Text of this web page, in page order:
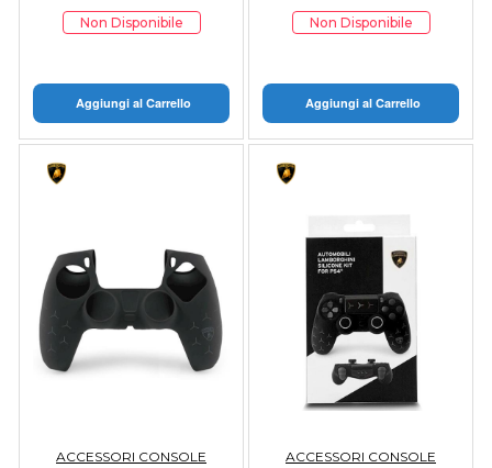
Non Disponibile
Aggiungi al Carrello
Non Disponibile
Aggiungi al Carrello
ACCESSORI CONSOLE ACCESSORI CONSOLE